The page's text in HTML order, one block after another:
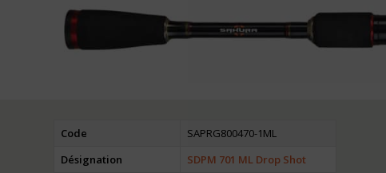
Code
SAPRG800470-1ML
Désignation
SDPM 701 ML Drop Shot